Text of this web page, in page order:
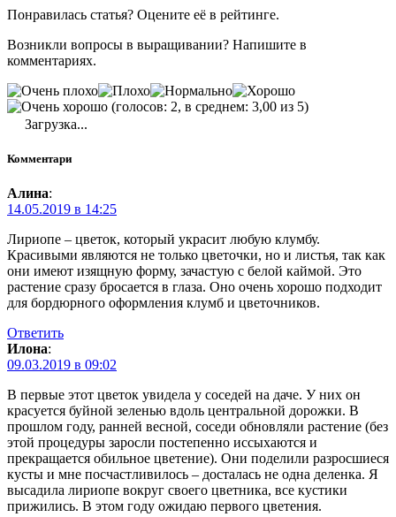
Понравилась статья? Оцените её в рейтинге.
Возникли вопросы в выращивании? Напишите в
комментариях.
(голосов: 2, в среднем: 3,00 из 5)
Загрузка...
Комментари
Алина:
14.05.2019 в 14:25
Лириопе – цветок, который украсит любую клумбу.
Красивыми являются не только цветочки, но и листья, так как
они имеют изящную форму, зачастую с белой каймой. Это
растение сразу бросается в глаза. Оно очень хорошо подходит
для бордюрного оформления клумб и цветочников.
Ответить
Илона:
09.03.2019 в 09:02
В первые этот цветок увидела у соседей на даче. У них он
красуется буйной зеленью вдоль центральной дорожки. В
прошлом году, ранней весной, соседи обновляли растение (без
этой процедуры заросли постепенно иссыхаются и
прекращается обильное цветение). Они поделили разросшиеся
кусты и мне посчастливилось – досталась не одна деленка. Я
высадила лириопе вокруг своего цветника, все кустики
прижились. В этом году ожидаю первого цветения.